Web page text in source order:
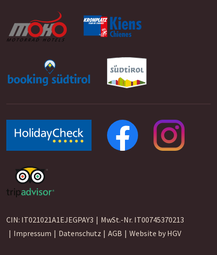
CIN: IT021021A1EJEGPAY3 MwSt.-Nr. IT00745370213
Impressum
Datenschutz AGB Website by HGV